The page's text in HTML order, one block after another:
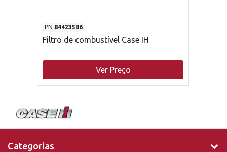
PN 84423586
Filtro de combustível Case IH
Ver Preço
Categorias